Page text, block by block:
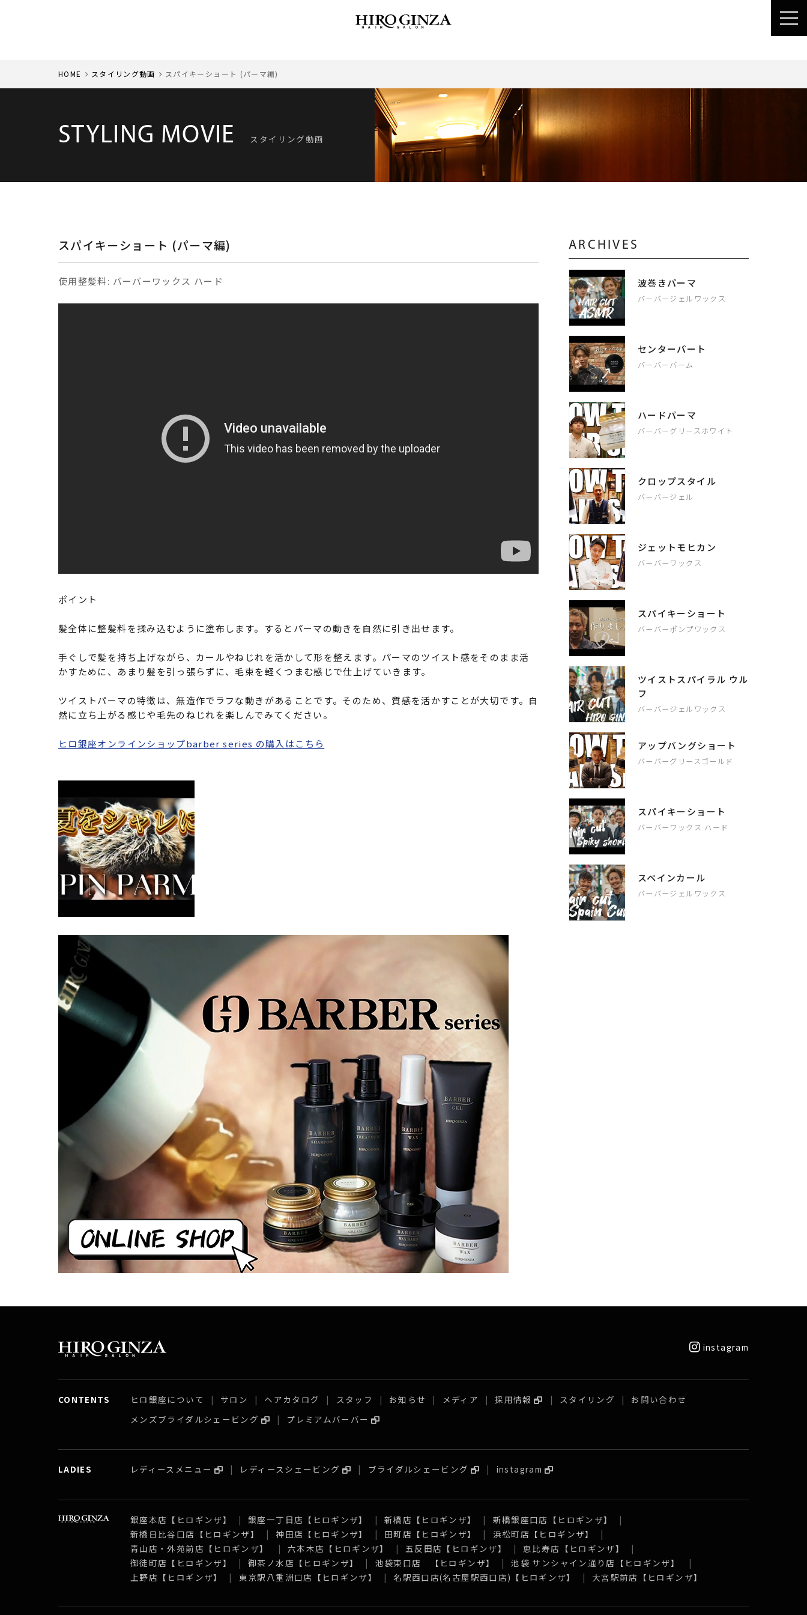
HOME スタイリング動画 スパイキーショート (パーマ編)
STYLING MOVIE スタイリング動画
スパイキーショート (パーマ編)
使用整髪料: バーバーワックス ハード
ポイント
髪全体に整髪料を揉み込むように塗布します。するとパーマの動きを自然に引き出せます。
手ぐしで髪を持ち上げながら、カールやねじれを活かして形を整えます。パーマのツイスト感をそのまま活
かすために、あまり髪を引っ張らずに、毛束を軽くつまむ感じで仕上げていきます。
ツイストパーマの特徴は、無造作でラフな動きがあることです。そのため、質感を活かすことが大切です。自
然に立ち上がる感じや毛先のねじれを楽しんでみてください。
ヒロ銀座オンラインショップbarber series の購入はこちら
ARCHIVES
波巻きパーマ
バーバージェルワックス
センターパート
バーバーバーム
ハードパーマ
バーバーグリースホワイト
クロップスタイル
バーバージェル
ジェットモヒカン
バーバーワックス
スパイキーショート
バーバーポンプワックス
ツイストスパイラル ウル
フ
バーバージェルワックス
アップバングショート
バーバーグリースゴールド
スパイキーショート
バーバーワックス ハード
スペインカール
バーバージェルワックス
instagram
CONTENTS ヒロ銀座について サロン ヘアカタログ スタッフ お知らせ メディア 採用情報 スタイリング
お問い合わせ
メンズブライダルシェービング
プレミアムバーバー
LADIES レディースメニュー レディースシェービング ブライダルシェービング instagram
銀座本店【ヒロギンザ】 銀座一丁目店【ヒロギンザ】 新橋店【ヒロギンザ】
新橋銀座口店【ヒロギンザ】
新橋日比谷口店【ヒロギンザ】
神田店【ヒロギンザ】 田町店【ヒロギンザ】
浜松町店【ヒロギンザ】
青山店・外苑前店【ヒロギンザ】
六本木店【ヒロギンザ】 五反田店【ヒロギンザ】
恵比寿店【ヒロギンザ】
御徒町店【ヒロギンザ】
御茶ノ水店【ヒロギンザ】 池袋東口店 【ヒロギンザ】
池袋 サンシャイン通り店【ヒロギンザ】
上野店【ヒロギンザ】
東京駅八重洲口店【ヒロギンザ】 名駅西口店(名古屋駅西口店)【ヒロギンザ】 大宮駅前店【ヒロギンザ】